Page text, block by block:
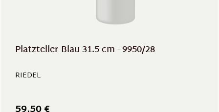
Platzteller Blau 31.5 cm - 9950/28
RIEDEL